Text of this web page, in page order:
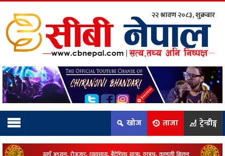
टिम:
२२ श्रावण २०८३, शुक्रबार
खोज ताजा ट्रेन्डीङ्ग